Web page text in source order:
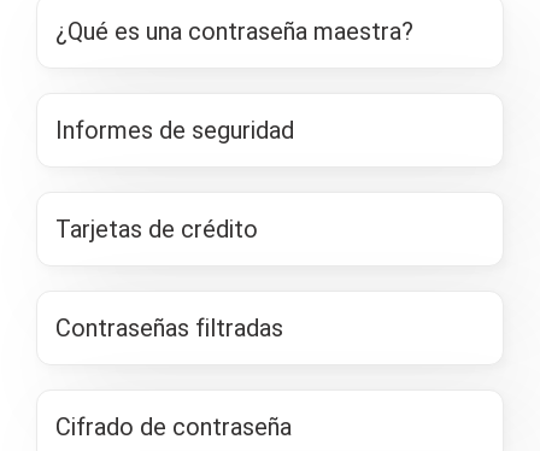
¿Qué es una contraseña maestra?
Informes de seguridad
Tarjetas de crédito
Contraseñas filtradas
Cifrado de contraseña